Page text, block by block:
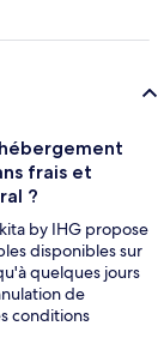
frais et
?
by IHG propose
disponibles sur
quelques jours
de
conditions